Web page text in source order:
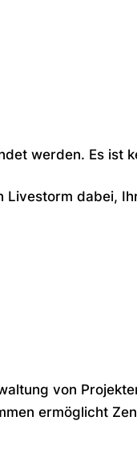
werden. Es ist
dabei,
von
ermöglicht